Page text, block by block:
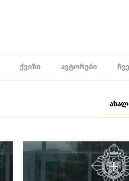
ᲥᲕᲘᲖᲘ ᲐᲕᲢᲝᲠᲔᲑᲘ